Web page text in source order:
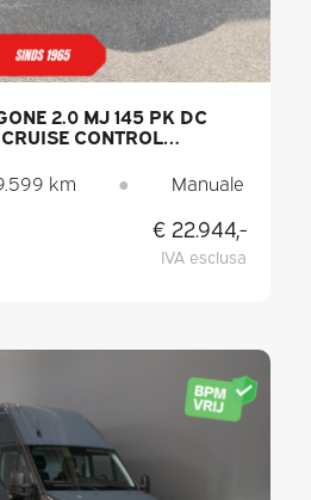
2.0 MJ 145 PK DC
CONTROL
/ NAVIGATORE / 6
/ TELECAMERA /
km ● Manuale
€ 22.944,-
IVA esclusa